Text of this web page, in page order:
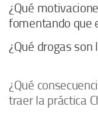
¿Qué
fomentando que
¿Qué drogas
¿Qué
traer la práctica